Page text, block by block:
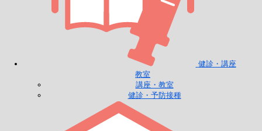
健診・講座
教室
講座・教室
健診・予防接種